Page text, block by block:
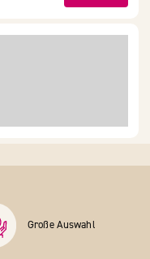
Große Auswahl